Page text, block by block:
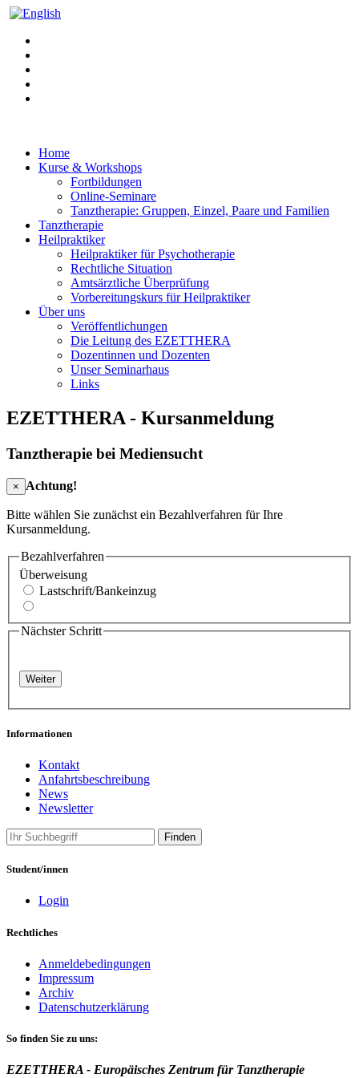
Home
Kurse & Workshops
Fortbildungen
Online-Seminare
Tanztherapie: Gruppen, Einzel, Paare und Familien
Tanztherapie
Heilpraktiker
Heilpraktiker für Psychotherapie
Rechtliche Situation
Amtsärztliche Überprüfung
Vorbereitungskurs für Heilpraktiker
Über uns
Veröffentlichungen
Die Leitung des EZETTHERA
Dozentinnen und Dozenten
Unser Seminarhaus
Links
EZETTHERA - Kursanmeldung
Tanztherapie bei Mediensucht
× Achtung!
Bitte wählen Sie zunächst ein Bezahlverfahren für Ihre
Kursanmeldung.
Bezahlverfahren
Überweisung
Lastschrift/Bankeinzug
Nächster Schritt
Weiter
Informationen
Kontakt
Anfahrtsbeschreibung
News
Newsletter
Finden
Student/innen
Login
Rechtliches
Anmeldebedingungen
Impressum
Archiv
Datenschutzerklärung
So finden Sie zu uns:
EZETTHERA - Europäisches Zentrum für Tanztherapie